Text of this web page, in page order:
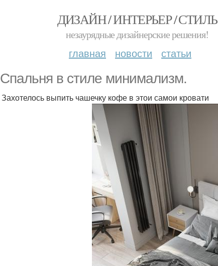
ДИЗАЙН / ИНТЕРЬЕР / СТИЛЬ
незаурядные дизайнерские решения!
главная новости статьи
Спальня в стиле минимализм.
Захотелось выпить чашечку кофе в этои самои кровати